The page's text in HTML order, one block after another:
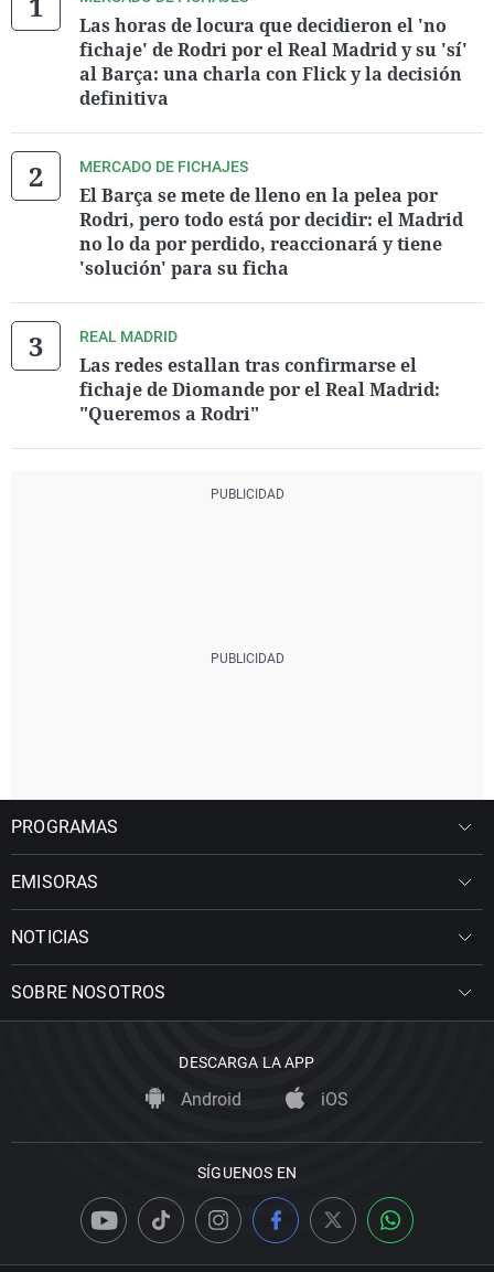
Las horas de locura que decidieron el 'no
fichaje' de Rodri por el Real Madrid y su 'sí'
al Barça: una charla con Flick y la decisión
definitiva
MERCADO DE FICHAJES
El Barça se mete de lleno en la pelea por
Rodri, pero todo está por decidir: el Madrid
no lo da por perdido, reaccionará y tiene
'solución' para su ficha
REAL MADRID
Las redes estallan tras confirmarse el
fichaje de Diomande por el Real Madrid:
"Queremos a Rodri"
PROGRAMAS
EMISORAS
NOTICIAS
SOBRE NOSOTROS
DESCARGA LA APP
Android iOS
SÍGUENOS EN